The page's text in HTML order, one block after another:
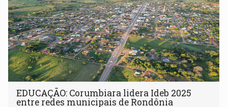
EDUCAÇÃO: Corumbiara lidera Ideb 2025
entre redes municipais de Rondônia